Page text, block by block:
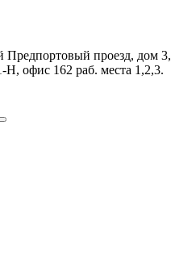
Предпортовый проезд, дом 3,
офис 162 раб. места 1,2,3.